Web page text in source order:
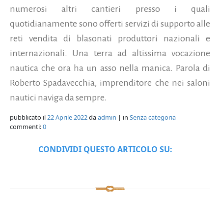
numerosi altri cantieri presso i quali
quotidianamente sono offerti servizi di supporto alle
reti vendita di blasonati produttori nazionali e
internazionali. Una terra ad altissima vocazione
nautica che ora ha un asso nella manica. Parola di
Roberto Spadavecchia, imprenditore che nei saloni
nautici naviga da sempre.
pubblicato il22 Aprile 2022daadmin | in Senza categoria |
commenti:0
CONDIVIDI QUESTO ARTICOLO SU: